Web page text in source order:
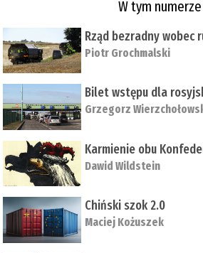
W tym numerze
Rząd bezradny wobec
Piotr Grochmalski
Bilet wstępu dla
Grzegorz
Karmienie obu
Dawid Wildstein
Chiński szok 2.0
Maciej Kożuszek